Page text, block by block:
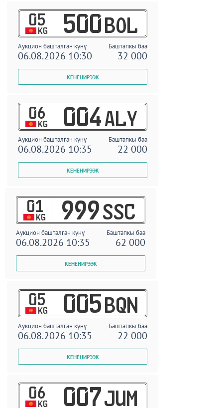
05
KG 500 BOL
Аукцион башталган күнү Баштапкы баа
06.08.2026 10:30 32 000
06
KG 004 ALY
Аукцион башталган күнү Баштапкы баа
06.08.2026 10:35 22 000
01
KG 999 SSC
Аукцион башталган күнү Баштапкы баа
06.08.2026 10:35 62 000
05
KG 005 BQN
Аукцион башталган күнү Баштапкы баа
06.08.2026 10:35 22 000
06
KG 007 JUM